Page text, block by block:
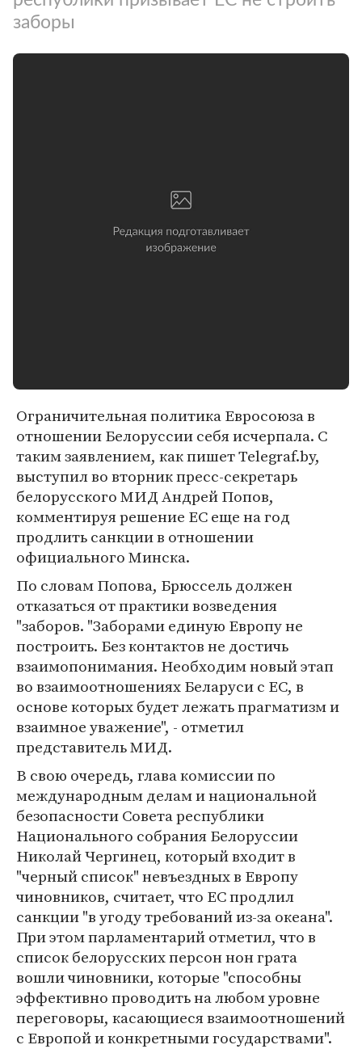
заборы
Ограничительная политика Евросоюза в
отношении Белоруссии себя исчерпала. С
таким заявлением, как пишет Telegraf.by,
выступил во вторник пресс-секретарь
белорусского МИД Андрей Попов,
комментируя решение ЕС еще на год
продлить санкции в отношении
официального Минска.
По словам Попова, Брюссель должен
отказаться от практики возведения
"заборов. "Заборами единую Европу не
построить. Без контактов не достичь
взаимопонимания. Необходим новый этап
во взаимоотношениях Беларуси с ЕС, в
основе которых будет лежать прагматизм и
взаимное уважение", - отметил
представитель МИД.
В свою очередь, глава комиссии по
международным делам и национальной
безопасности Совета республики
Национального собрания Белоруссии
Николай Чергинец, который входит в
"черный список" невъездных в Европу
чиновников, считает, что ЕС продлил
санкции "в угоду требований из-за океана".
При этом парламентарий отметил, что в
список белорусских персон нон грата
вошли чиновники, которые "способны
эффективно проводить на любом уровне
переговоры, касающиеся взаимоотношений
с Европой и конкретными государствами".